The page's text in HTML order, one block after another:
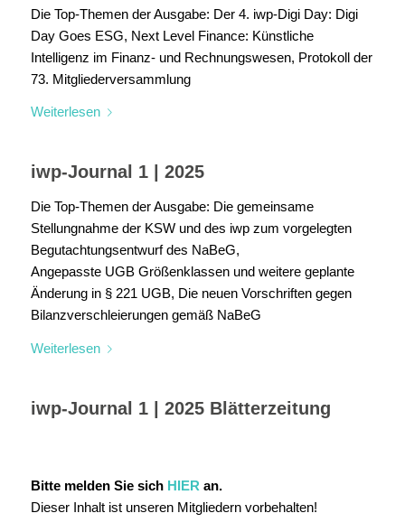
Die Top-Themen der Ausgabe: Der 4. iwp-Digi Day: Digi
Day Goes ESG, Next Level Finance: Künstliche
Intelligenz im Finanz- und Rechnungswesen, Protokoll der
73. Mitgliederversammlung
Weiterlesen
iwp-Journal 1 | 2025
Die Top-Themen der Ausgabe: Die gemeinsame
Stellungnahme der KSW und des iwp zum vorgelegten
Begutachtungsentwurf des NaBeG,
Angepasste UGB Größenklassen und weitere geplante
Änderung in § 221 UGB, Die neuen Vorschriften gegen
Bilanzverschleierungen gemäß NaBeG
Weiterlesen
iwp-Journal 1 | 2025 Blätterzeitung
Bitte melden Sie sich HIER an.
Dieser Inhalt ist unseren Mitgliedern vorbehalten!